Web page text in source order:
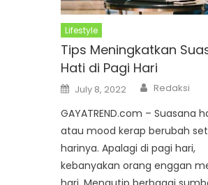
Lifestyle
Tips Meningkatkan
Hati di Pagi Hari
Posted
on
July 8, 2022 Author
Redaksi
GAYATREND.com – Suasana
atau mood kerap berubah
harinya. Apalagi di pagi hari,
kebanyakan orang enggan